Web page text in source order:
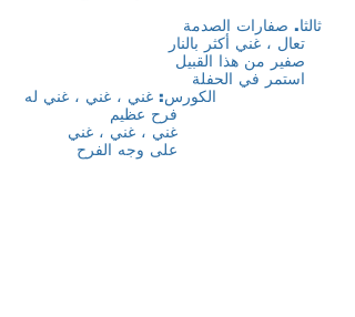
ثالثا. صفارات الصدمة
تعال ، غني أكثر بالنار
صفير من هذا القبيل
استمر في الحفلة
الكورس: غني ، غني ، غني له
فرح عظيم
غني ، غني ، غني
على وجه الفرح